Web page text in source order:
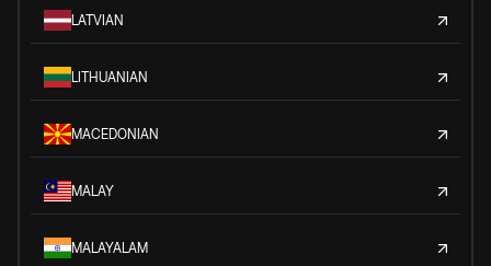
LATVIAN
LITHUANIAN
MACEDONIAN
MALAY
MALAYALAM